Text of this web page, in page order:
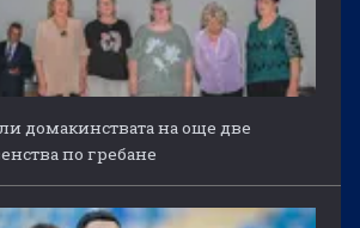
домакинствата на още две
по гребане